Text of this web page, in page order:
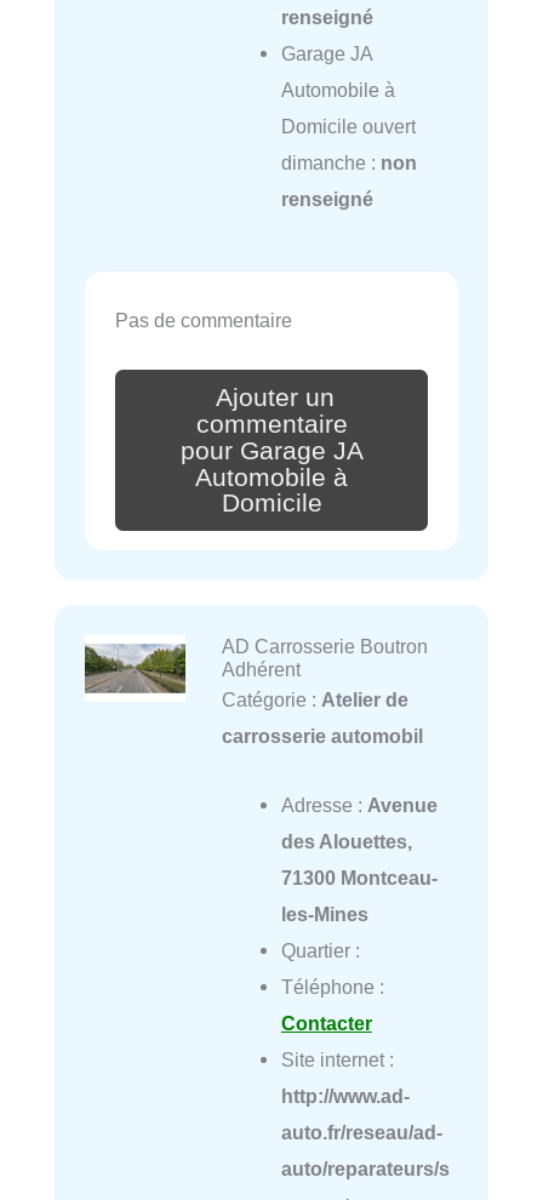
renseigné
Garage JA
Automobile à
Domicile ouvert
dimanche : non
renseigné
Pas de commentaire
Ajouter un
commentaire
pour Garage JA
Automobile à
Domicile
AD Carrosserie Boutron
Adhérent
Catégorie : Atelier de
carrosserie automobil
Adresse : Avenue
des Alouettes,
71300 Montceau-
les-Mines
Quartier :
Téléphone :
Contacter
Site internet :
http://www.ad-
auto.fr/reseau/ad-
auto/reparateurs/s